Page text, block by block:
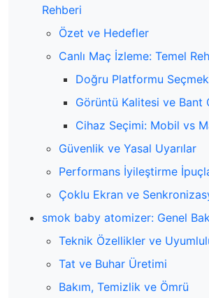
Rehberi
Özet ve Hedefler
Canlı Maç İzleme: Temel
Doğru Platformu Seçmek
Görüntü Kalitesi ve Bant
Cihaz Seçimi: Mobil vs
Güvenlik ve Yasal Uyarılar
Performans İyileştirme
Çoklu Ekran ve
smok baby atomizer: Genel
Teknik Özellikler ve
Tat ve Buhar Üretimi
Bakım, Temizlik ve Ömrü